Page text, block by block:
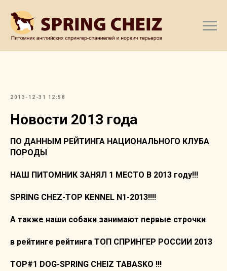
2013-12-31 12:58
Новости 2013 года
ПО ДАННЫМ РЕЙТИНГА НАЦИОНАЛЬНОГО КЛУБА
ПОРОДЫ
НАШ ПИТОМНИК ЗАНЯЛ 1 МЕСТО В 2013 году!!!
SPRING CHEZ-TOP KENNEL N1-2013!!!!
А также наши собаки занимают первые строчки
в рейтинге рейтинга ТОП СПРИНГЕР РОССИИ 2013
TOP#1 DOG-SPRING CHEIZ TABASKO !!!